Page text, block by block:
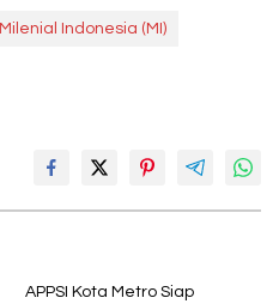
Indonesia (MI)
APPSI Kota Metro Siap